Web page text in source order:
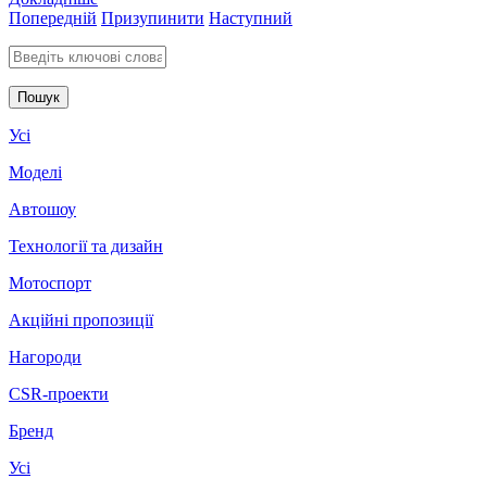
Попередній Призупинити Наступний
Введіть ключові слова для пошуку
Усі
Моделі
Автошоу
Технології та дизайн
Мотоспорт
Акційні пропозиції
Нагороди
CSR-проекти
Бренд
Усі